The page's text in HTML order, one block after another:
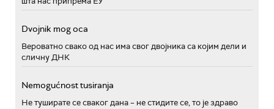
Dvojnik mog oca
Вероватно свако од нас има свог двојника са којим дели и
сличну ДНК
Nemogućnost tusiranja
Не туширате се сваког дана – не стидите се, то је здраво